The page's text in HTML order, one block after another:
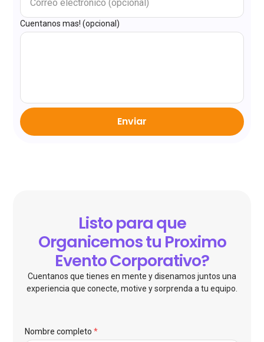
Cuentanos mas! (opcional)
Enviar
Listo para que
Organicemos tu Proximo
Evento Corporativo?
Cuentanos que tienes en mente y disenamos juntos una
experiencia que conecte, motive y sorprenda a tu equipo.
Nombre completo *